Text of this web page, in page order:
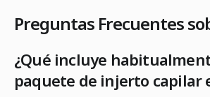
Preguntas Frecuentes
¿Qué incluye
paquete de injerto capilar